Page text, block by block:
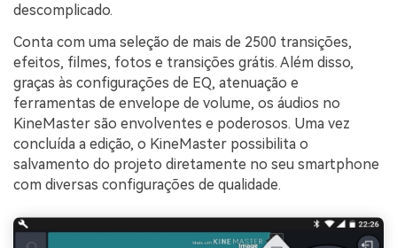
descomplicado.
Conta com uma seleção de mais de 2500 transições,
efeitos, filmes, fotos e transições grátis. Além disso,
graças às configurações de EQ, atenuação e
ferramentas de envelope de volume, os áudios no
KineMaster são envolventes e poderosos. Uma vez
concluída a edição, o KineMaster possibilita o
salvamento do projeto diretamente no seu smartphone
com diversas configurações de qualidade.